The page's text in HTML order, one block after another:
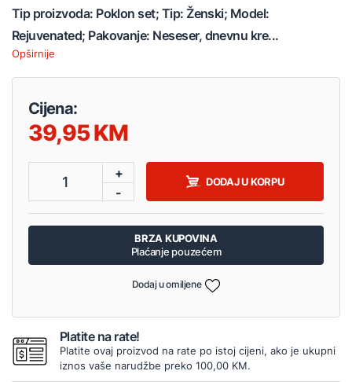
Tip proizvoda: Poklon set; Tip: Ženski; Model:
Rejuvenated; Pakovanje: Neseser, dnevnu kre...
Opširnije
Cijena:
39,95
1
+
-
DODAJ U KORPU
BRZA KUPOVINA
Plaćanje pouzećem
Dodaj u omiljene
Platite na rate!
Platite ovaj proizvod na rate po istoj cijeni, ako je ukupni
iznos vaše narudžbe preko 100,00 KM.